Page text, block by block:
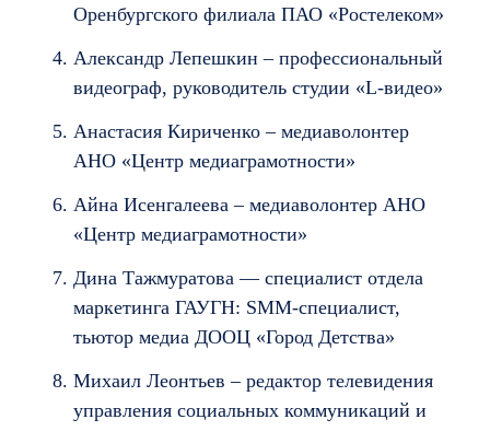
Оренбургского филиала ПАО «Ростелеком»
Александр Лепешкин – профессиональный
видеограф, руководитель студии «L-видео»
Анастасия Кириченко – медиаволонтер
АНО «Центр медиаграмотности»
Айна Исенгалеева – медиаволонтер АНО
«Центр медиаграмотности»
Дина Тажмуратова — специалист отдела
маркетинга ГАУГН: SMM-специалист,
тьютор медиа ДООЦ «Город Детства»
Михаил Леонтьев – редактор телевидения
управления социальных коммуникаций и